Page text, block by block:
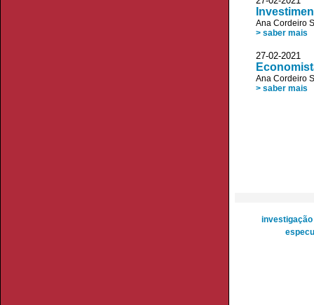
Ana Cordeiro
> saber mais
27-02-
Ana Cordeiro
> saber mais
investigação